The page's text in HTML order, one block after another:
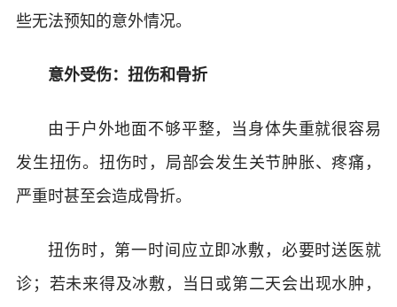
些无法预知的意外情况。
意外受伤：扭伤和骨折
由于户外地面不够平整，当身体失重就很容易
发生扭伤。扭伤时，局部会发生关节肿胀、疼痛，
严重时甚至会造成骨折。
扭伤时，第一时间应立即冰敷，必要时送医就
诊；若未来得及冰敷，当日或第二天会出现水肿，